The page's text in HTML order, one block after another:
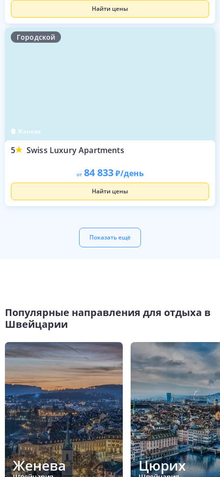
Найти цены
Городской
Женева
5 Swiss Luxury Apartments
от 84 833 /день
Найти цены
Показать ещё
Популярные направления для отдыха в
Швейцарии
Женева Цюрих